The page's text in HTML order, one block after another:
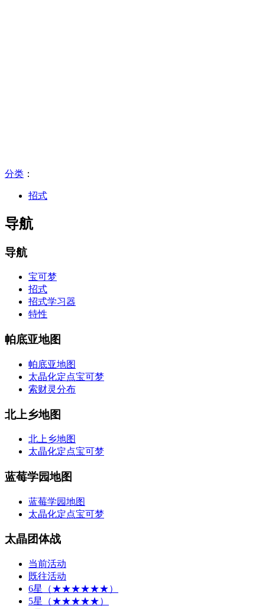
分类 ：​
招式
导航
导航
宝可梦
招式
招式学习器
特性
帕底亚地图
帕底亚地图
太晶化定点宝可梦
索财灵分布
北上乡地图
北上乡地图
太晶化定点宝可梦
蓝莓学园地图
蓝莓学园地图
太晶化定点宝可梦
太晶团体战
当前活动
既往活动
6星（★★★★★★）
5星（★★★★★）